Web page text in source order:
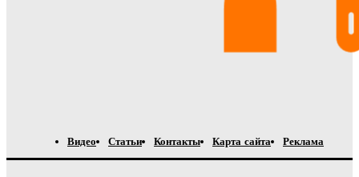
Видео Статьи Контакты Карта сайта Реклама